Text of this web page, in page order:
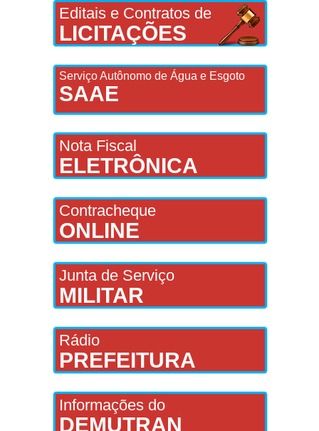
Editais e Contratos de
LICITAÇÕES
Serviço Autônomo de Água e Esgoto
SAAE
Nota Fiscal
ELETRÔNICA
Contracheque
ONLINE
Junta de Serviço
MILITAR
Rádio
PREFEITURA
Informações do
DEMUTRAN